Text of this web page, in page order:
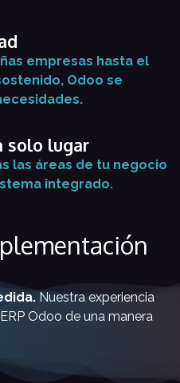
empresas hasta el
Odoo se
solo lugar
las áreas de tu negocio
integrado.
Nuestra experiencia
Odoo de una manera